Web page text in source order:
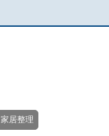
家居整理